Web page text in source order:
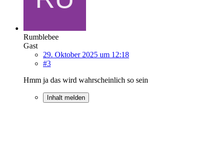
Rumblebee
Gast
29. Oktober 2025 um 12:18
#3
Hmm ja das wird wahrscheinlich so sein
Inhalt melden